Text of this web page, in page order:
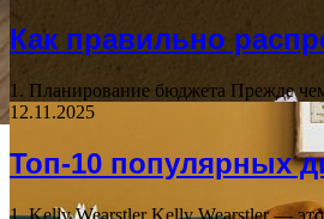
Как правильно
1. Планирование бюджета Прежде
12.11.2025
Топ-10 популярных
1. Kelly Wearstler Kelly Wearstler —